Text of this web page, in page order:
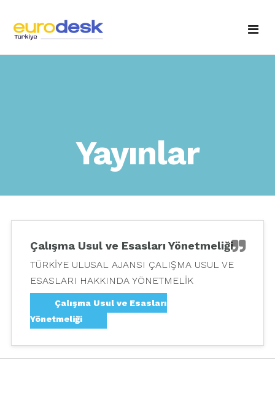
Yayınlarımız
İletişim
Yayınlar
Çalışma Usul ve Esasları Yönetmeliği
TÜRKİYE ULUSAL AJANSI ÇALIŞMA USUL VE
ESASLARI HAKKINDA YÖNETMELİK
Çalışma Usul ve Esasları
Yönetmeliği